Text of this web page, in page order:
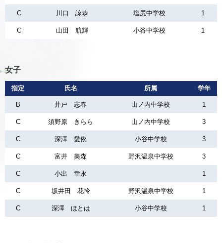
C 川口 諒恭 塩尻中学校 1
C 山田 航輝 小谷中学校 1
女子
指定 氏名 所属 学年
B 井戸 志春 山ノ内中学校 1
C 須野原 きらら 山ノ内中学校 3
C 深澤 愛依 小谷中学校 3
C 富井 美森 野沢温泉中学校 3
C 小出 幸永 1
C 坂井田 花怜 野沢温泉中学校 1
C 深澤 ほとは 小谷中学校 1